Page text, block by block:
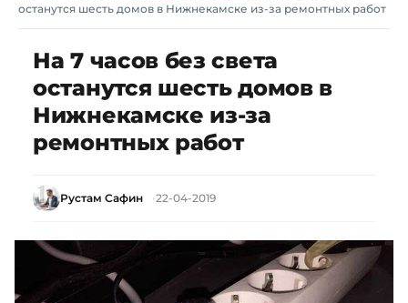
останутся шесть домов в Нижнекамске из-за ремонтных работ
На 7 часов без света
останутся шесть домов в
Нижнекамске из-за
ремонтных работ
Рустам Сафин 22-04-2019